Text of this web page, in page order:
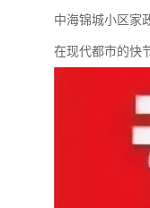
中海锦城小区家
在现代都市的快